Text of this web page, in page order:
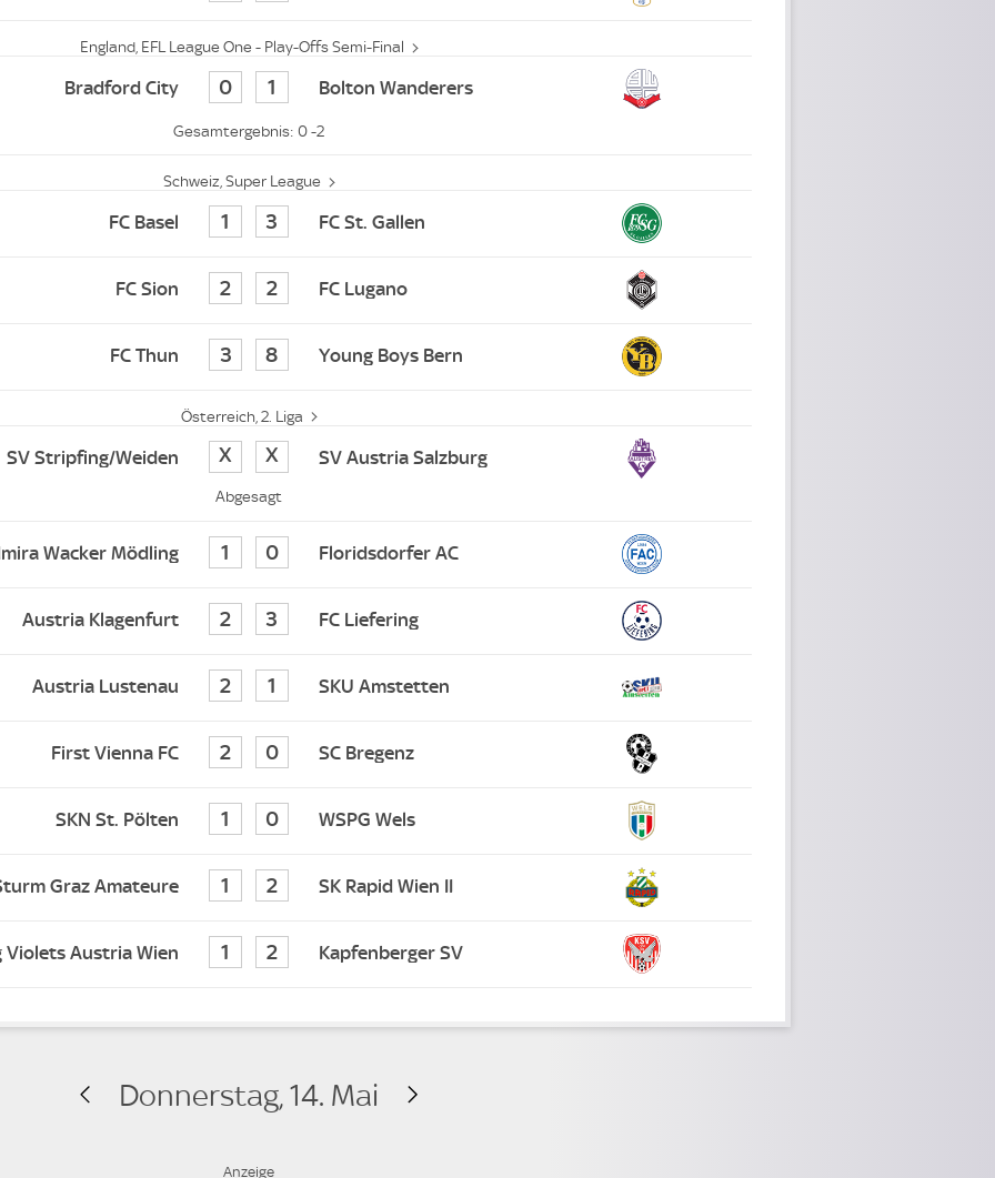
England, EFL League One - Play-Offs Semi-Final
Bradford City 0 1 Bolton Wanderers
0 -2
Schweiz, Super League
FC Basel 1 3 FC St. Gallen
FC Sion 2 2 FC Lugano
FC Thun 3 8 Young Boys Bern
Österreich, 2. Liga
SV Stripfing/Weiden 0 0 SV Austria Salzburg
Abgesagt
Wacker Mödling 1 0 Floridsdorfer AC
Austria Klagenfurt 2 3 FC Liefering
Austria Lustenau 2 1 SKU Amstetten
First Vienna FC 2 0 SC Bregenz
SKN St. Pölten 1 0 WSPG Wels
Graz Amateure 1 2 SK Rapid Wien II
Violets Austria Wien 1 2 Kapfenberger SV
Donnerstag, 14. Mai